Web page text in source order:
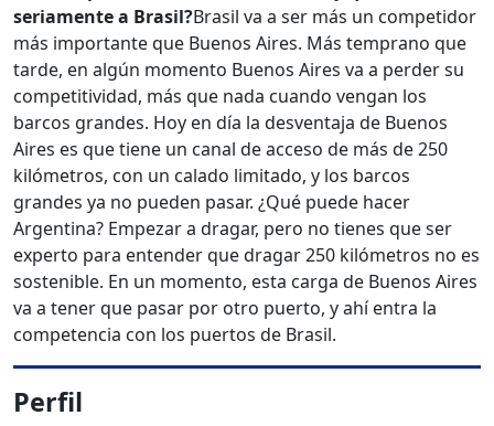
seriamente a Brasil?Brasil va a ser más un competidor
más importante que Buenos Aires. Más temprano que
tarde, en algún momento Buenos Aires va a perder su
competitividad, más que nada cuando vengan los
barcos grandes. Hoy en día la desventaja de Buenos
Aires es que tiene un canal de acceso de más de 250
kilómetros, con un calado limitado, y los barcos
grandes ya no pueden pasar. ¿Qué puede hacer
Argentina? Empezar a dragar, pero no tienes que ser
experto para entender que dragar 250 kilómetros no es
sostenible. En un momento, esta carga de Buenos Aires
va a tener que pasar por otro puerto, y ahí entra la
competencia con los puertos de Brasil.
Perfil